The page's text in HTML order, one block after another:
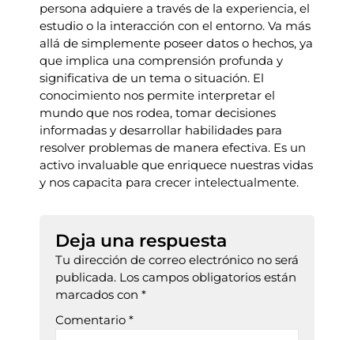
persona adquiere a través de la experiencia, el
estudio o la interacción con el entorno. Va más
allá de simplemente poseer datos o hechos, ya
que implica una comprensión profunda y
significativa de un tema o situación. El
conocimiento nos permite interpretar el
mundo que nos rodea, tomar decisiones
informadas y desarrollar habilidades para
resolver problemas de manera efectiva. Es un
activo invaluable que enriquece nuestras vidas
y nos capacita para crecer intelectualmente.
Deja una respuesta
Tu dirección de correo electrónico no será
publicada. Los campos obligatorios están
marcados con *
Comentario *